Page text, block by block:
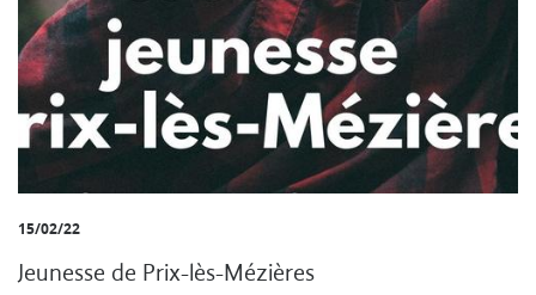
15/02/22
Jeunesse de Prix-lès-Mézières